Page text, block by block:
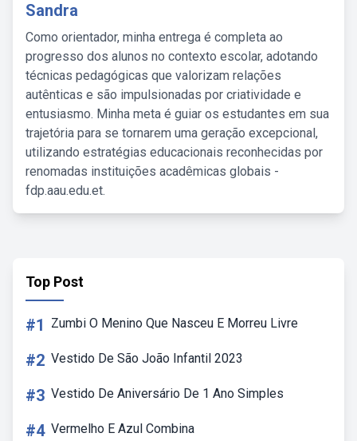
Sandra
Como orientador, minha entrega é completa ao
progresso dos alunos no contexto escolar, adotando
técnicas pedagógicas que valorizam relações
autênticas e são impulsionadas por criatividade e
entusiasmo. Minha meta é guiar os estudantes em sua
trajetória para se tornarem uma geração excepcional,
utilizando estratégias educacionais reconhecidas por
renomadas instituições acadêmicas globais -
fdp.aau.edu.et.
Top Post
#1 Zumbi O Menino Que Nasceu E Morreu Livre
#2 Vestido De São João Infantil 2023
#3 Vestido De Aniversário De 1 Ano Simples
#4 Vermelho E Azul Combina